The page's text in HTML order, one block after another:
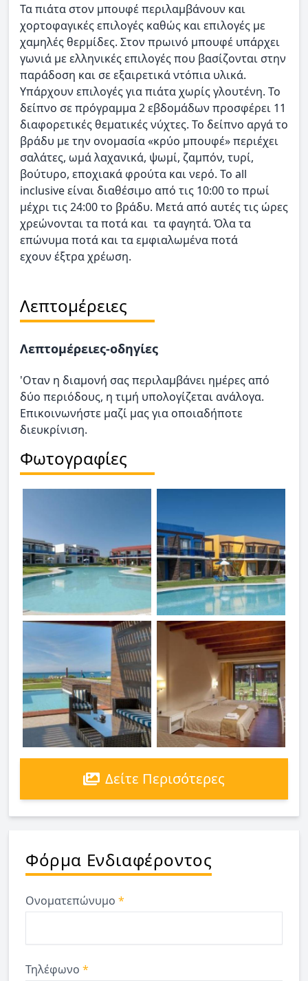
Τα πιάτα στον μπουφέ περιλαμβάνουν και
χορτοφαγικές επιλογές καθώς και επιλογές με
χαμηλές θερμίδες. Στον πρωινό μπουφέ υπάρχει
γωνιά με ελληνικές επιλογές που βασίζονται στην
παράδοση και σε εξαιρετικά ντόπια υλικά.
Υπάρχουν επιλογές για πιάτα χωρίς γλουτένη. Το
δείπνο σε πρόγραμμα 2 εβδομάδων προσφέρει 11
διαφορετικές θεματικές νύχτες. Το δείπνο αργά το
βράδυ με την ονομασία «κρύο μπουφέ» περιέχει
σαλάτες, ωμά λαχανικά, ψωμί, ζαμπόν, τυρί,
βούτυρο, εποχιακά φρούτα και νερό. Το all
inclusive είναι διαθέσιμο από τις 10:00 το πρωί
μέχρι τις 24:00 το βράδυ. Μετά από αυτές τις ώρες
χρεώνονται τα ποτά και τα φαγητά. Όλα τα
επώνυμα ποτά και τα εμφιαλωμένα ποτά
εχουν έξτρα χρέωση.
Λεπτομέρειες
Λεπτομέρειες-οδηγίες
'Οταν η διαμονή σας περιλαμβάνει ημέρες από
δύο περιόδους, η τιμή υπολογίζεται ανάλογα.
Επικοινωνήστε μαζί μας για οποιαδήποτε
διευκρίνιση.
Φωτογραφίες
Δείτε Περισότερες
Φόρμα Ενδιαφέροντος
Ονοματεπώνυμο *
Τηλέφωνο *